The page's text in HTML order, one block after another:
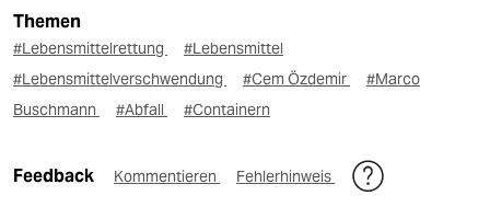
Themen
#Lebensmittelrettung
#Lebensmittel
#Lebensmittelverschwendung
#Cem Özdemir
#Marco
Buschmann
#Abfall #Containern
Feedback Kommentieren Fehlerhinweis